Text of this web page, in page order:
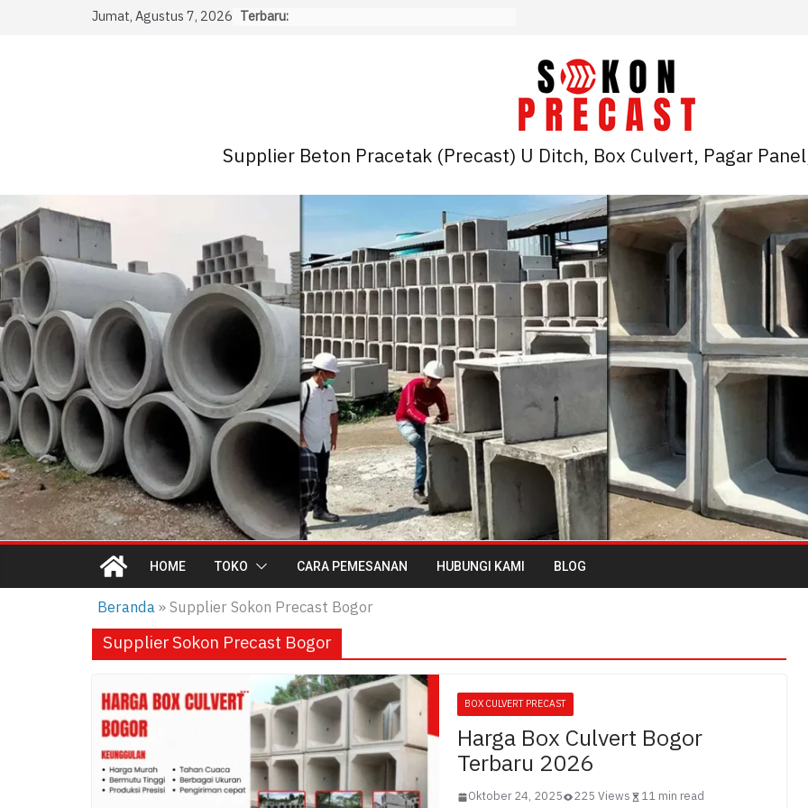
Jumat, Agustus 7, 2026 Terbaru:
Supplier Beton Pracetak (Precast) U Ditch, Box Culvert, Pagar
HOME TOKO CARA PEMESANAN HUBUNGI KAMI BLOG
Beranda»Supplier Sokon Precast Bogor
Supplier Sokon Precast Bogor
BOX CULVERT PRECAST
Harga Box Culvert Bogor
Terbaru 2026
Oktober 24, 2025 225 Views 11 min read